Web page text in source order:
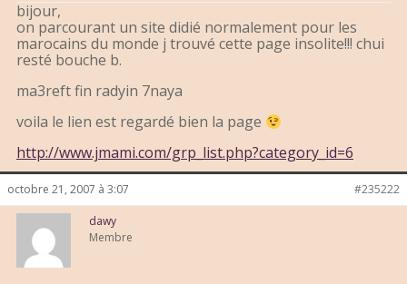
bijour,
on parcourant un site didié normalement pour les
marocains du monde j trouvé cette page insolite!!! chui
resté bouche b.
ma3reft fin radyin 7naya
voila le lien est regardé bien la page
http://www.jmami.com/grp_list.php?category_id=6
octobre 21, 2007 à 3:07 #235222
dawy
Membre